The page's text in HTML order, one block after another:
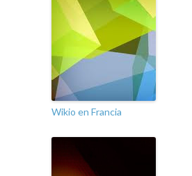
Wikio en Francia